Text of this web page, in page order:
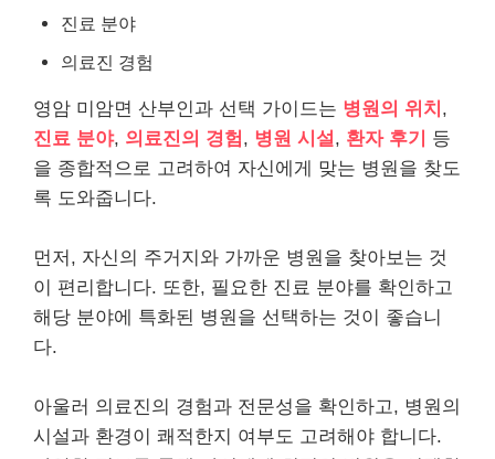
진료 분야
의료진 경험
영암 미암면 산부인과 선택 가이드는 병원의 위치 ,
진료 분야, 의료진의 경험, 병원 시설, 환자 후기
등
을 종합적으로 고려하여 자신에게 맞는 병원을 찾도
록 도와줍니다.
먼저, 자신의 주거지와 가까운 병원을 찾아보는 것
이 편리합니다. 또한, 필요한 진료 분야를 확인하고
해당 분야에 특화된 병원을 선택하는 것이 좋습니
다.
아울러 의료진의 경험과 전문성을 확인하고, 병원의
시설과 환경이 쾌적한지 여부도 고려해야 합니다.